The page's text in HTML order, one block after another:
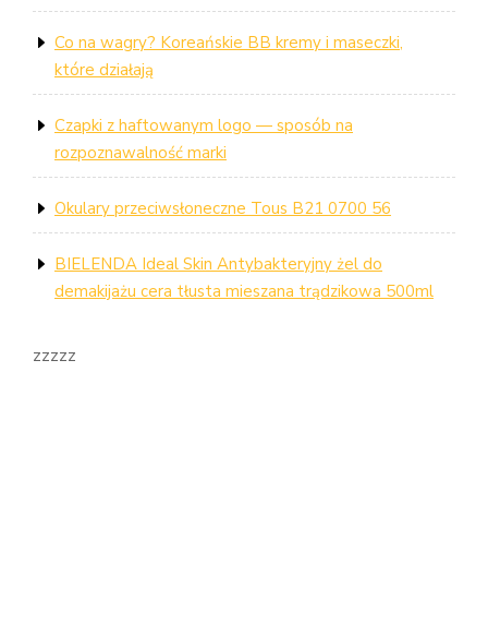
Co na wagry? Koreańskie BB kremy i maseczki,
które działają
Czapki z haftowanym logo — sposób na
rozpoznawalność marki
Okulary przeciwsłoneczne Tous B21 0700 56
BIELENDA Ideal Skin Antybakteryjny żel do
demakijażu cera tłusta mieszana trądzikowa 500ml
zzzzz